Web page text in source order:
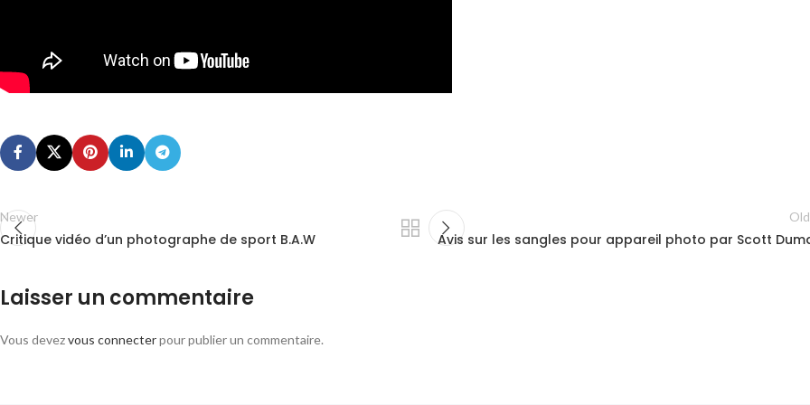
Newer
Critique vidéo d’un photographe de sport B.A.W Avis sur les sangles pour appareil photo par Scott
Laisser un commentaire
Vous devezvous connecterpour publier un commentaire.